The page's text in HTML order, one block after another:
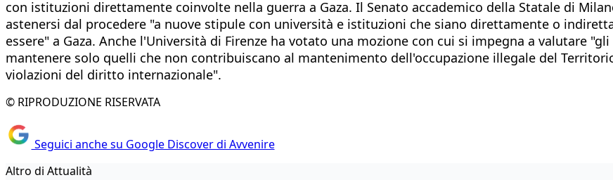
con istituzioni direttamente coinvolte nella guerra a Gaza. Il Senato accademico della Statale di
astenersi dal procedere "a nuove stipule con università e istituzioni che siano direttamente o
essere" a Gaza. Anche l'Università di Firenze ha votato una mozione con cui si impegna a valutare
mantenere solo quelli che non contribuiscano al mantenimento dell'occupazione illegale del
violazioni del diritto internazionale".
© RIPRODUZIONE RISERVATA
Seguici anche su Google Discover di Avvenire
Altro di Attualità